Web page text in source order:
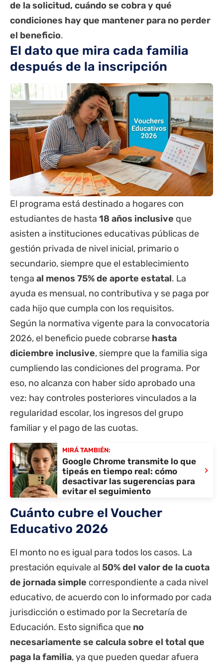
de la solicitud, cuándo se cobra y qué
condiciones hay que mantener para no perder
el beneficio.
El dato que mira cada familia
después de la inscripción
El programa está destinado a hogares con
estudiantes de hasta 18 años inclusive que
asisten a instituciones educativas públicas de
gestión privada de nivel inicial, primario o
secundario, siempre que el establecimiento
tenga al menos 75% de aporte estatal. La
ayuda es mensual, no contributiva y se paga por
cada hijo que cumpla con los requisitos.
Según la normativa vigente para la convocatoria
2026, el beneficio puede cobrarse hasta
diciembre inclusive, siempre que la familia siga
cumpliendo las condiciones del programa. Por
eso, no alcanza con haber sido aprobado una
vez: hay controles posteriores vinculados a la
regularidad escolar, los ingresos del grupo
familiar y el pago de las cuotas.
MIRÁ TAMBIÉN:
Google Chrome transmite lo que
tipeás en tiempo real: cómo
desactivar las sugerencias para
evitar el seguimiento
›
Cuánto cubre el Voucher
Educativo 2026
El monto no es igual para todos los casos. La
prestación equivale al 50% del valor de la cuota
de jornada simple correspondiente a cada nivel
educativo, de acuerdo con lo informado por cada
jurisdicción o estimado por la Secretaría de
Educación. Esto significa que no
necesariamente se calcula sobre el total que
paga la familia, ya que pueden quedar afuera